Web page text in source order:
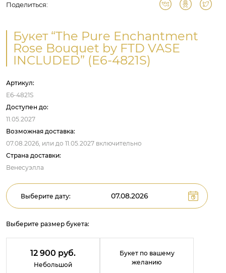
Поделиться:
Букет “The Pure Enchantment
Rose Bouquet by FTD VASE
INCLUDED” (E6-4821S)
Артикул:
E6-4821S
Доступен до:
11.05.2027
Возможная доставка:
07.08.2026, или до 11.05.2027 включительно
Страна доставки:
Венесуэлла
Выберите дату:
Выберите размер букета:
12 900 руб.
Небольшой
Букет по вашему
желанию